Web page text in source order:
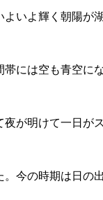
よいよ輝く朝陽が
には空も青空に
夜が明けて一日が
。今の時期は日の